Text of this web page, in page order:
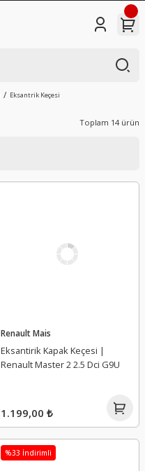
Eksantrik Keçesi
Toplam 14 ürün
Renault Mais
Eksantirik Kapak Keçesi |
Renault Master 2 2.5 Dci G9U
1.199,00 ₺
%33 İndirimli